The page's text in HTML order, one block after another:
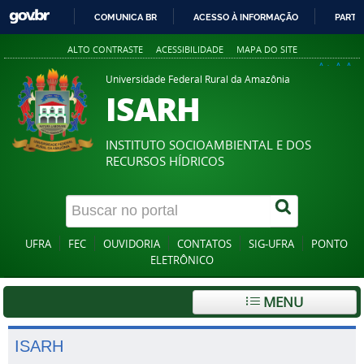
PARA
O
CONTEÚDO
COMUNICA BR ACESSO À INFORMAÇÃO
ALTO CONTRASTE ACESSIBILIDADE MAPA DO SITE
A+ A A-
Universidade Federal Rural da Amazônia
ISARH
INSTITUTO SOCIOAMBIENTAL E DOS
RECURSOS HÍDRICOS
UFRA FEC OUVIDORIA CONTATOS SIG-UFRA
PONTO
ELETRÔNICO
MENU
ISARH